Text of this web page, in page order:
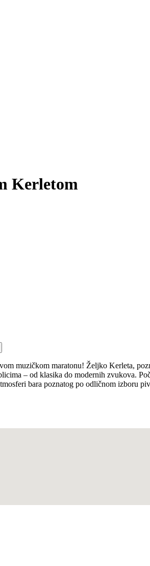
Kerletom
muzičkom maratonu! Željko Kerleta,
– od klasika do modernih zvukova.
bara poznatog po odličnom izboru